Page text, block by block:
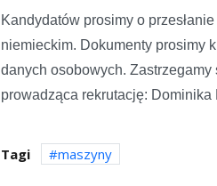
Kandydatów prosimy o
niemieckim. Dokumenty prosimy
danych osobowych.
prowadząca rekrutację: Dominika
Tagi maszyny